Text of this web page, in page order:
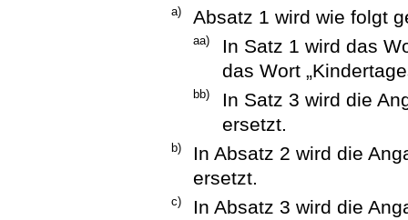
a) Absatz 1 wird wie folgt
aa)
In Satz 1 wird das
das Wort
bb)
In Satz 3 wird die
ersetzt.
b)
In Absatz 2 wird die
ersetzt.
c)
In Absatz 3 wird die